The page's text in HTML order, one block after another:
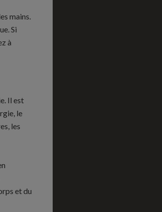
mains.
Si
à
Il est
le
les
et du